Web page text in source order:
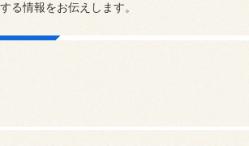
る情報をお伝えします。